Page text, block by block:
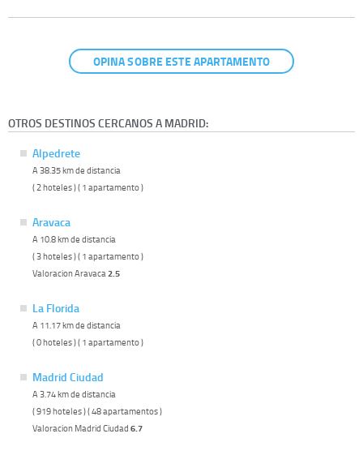
OPINA SOBRE ESTE APARTAMENTO
OTROS DESTINOS CERCANOS A MADRID:
Alpedrete
A 38.35 km de distancia
( 2 hoteles ) ( 1 apartamento )
Aravaca
A 10.8 km de distancia
( 3 hoteles ) ( 1 apartamento )
Valoracion Aravaca 2.5
La Florida
A 11.17 km de distancia
( 0 hoteles ) ( 1 apartamento )
Madrid Ciudad
A 3.74 km de distancia
( 919 hoteles ) ( 48 apartamentos )
Valoracion Madrid Ciudad 6.7